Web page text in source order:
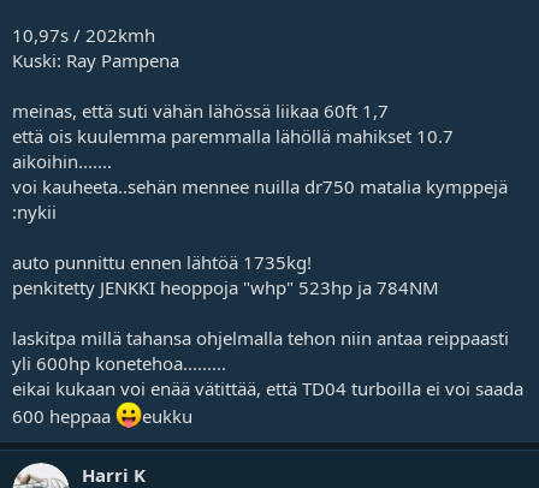
10,97s / 202kmh
Kuski: Ray Pampena
meinas, että suti vähän lähössä liikaa 60ft 1,7
että ois kuulemma paremmalla lähöllä mahikset 10.7
aikoihin.......
voi kauheeta..sehän mennee nuilla dr750 matalia kymppejä
:nykii
auto punnittu ennen lähtöä 1735kg!
penkitetty JENKKI heoppoja "whp" 523hp ja 784NM
laskitpa millä tahansa ohjelmalla tehon niin antaa reippaasti
yli 600hp konetehoa.........
eikai kukaan voi enää vätittää, että TD04 turboilla ei voi saada
600 heppaa
eukku
Harri K